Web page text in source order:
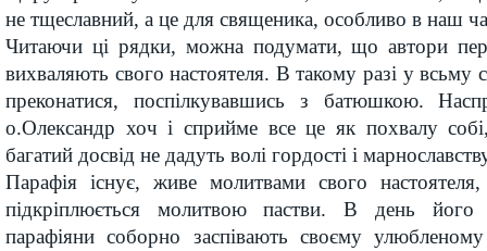
не тщеславний, а це для священика, особливо в наш
Читаючи ці рядки, можна подумати, що автори
вихваляють свого настоятеля. В такому разі у всьму
преконатися, поспілкувавшись з батюшкою.
о.Олександр хоч і сприйме все це як похвалу
багатий досвід не дадуть волі гордості і
Парафія існує, живе молитвами свого
підкріплюється молитвою пастви. В день його
парафіяни соборно заспівають своєму